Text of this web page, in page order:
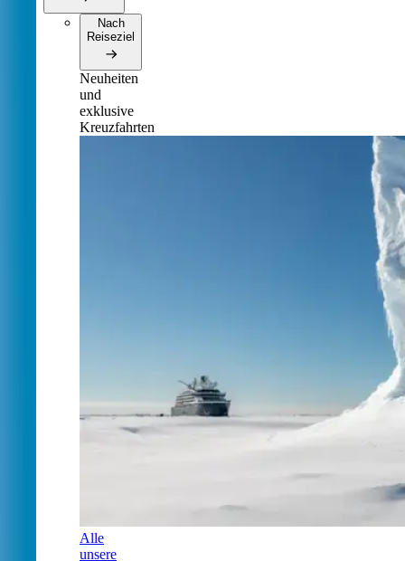
Nach
Reiseziel
Neuheiten
und
exklusive
Kreuzfahrten
Alle
unsere